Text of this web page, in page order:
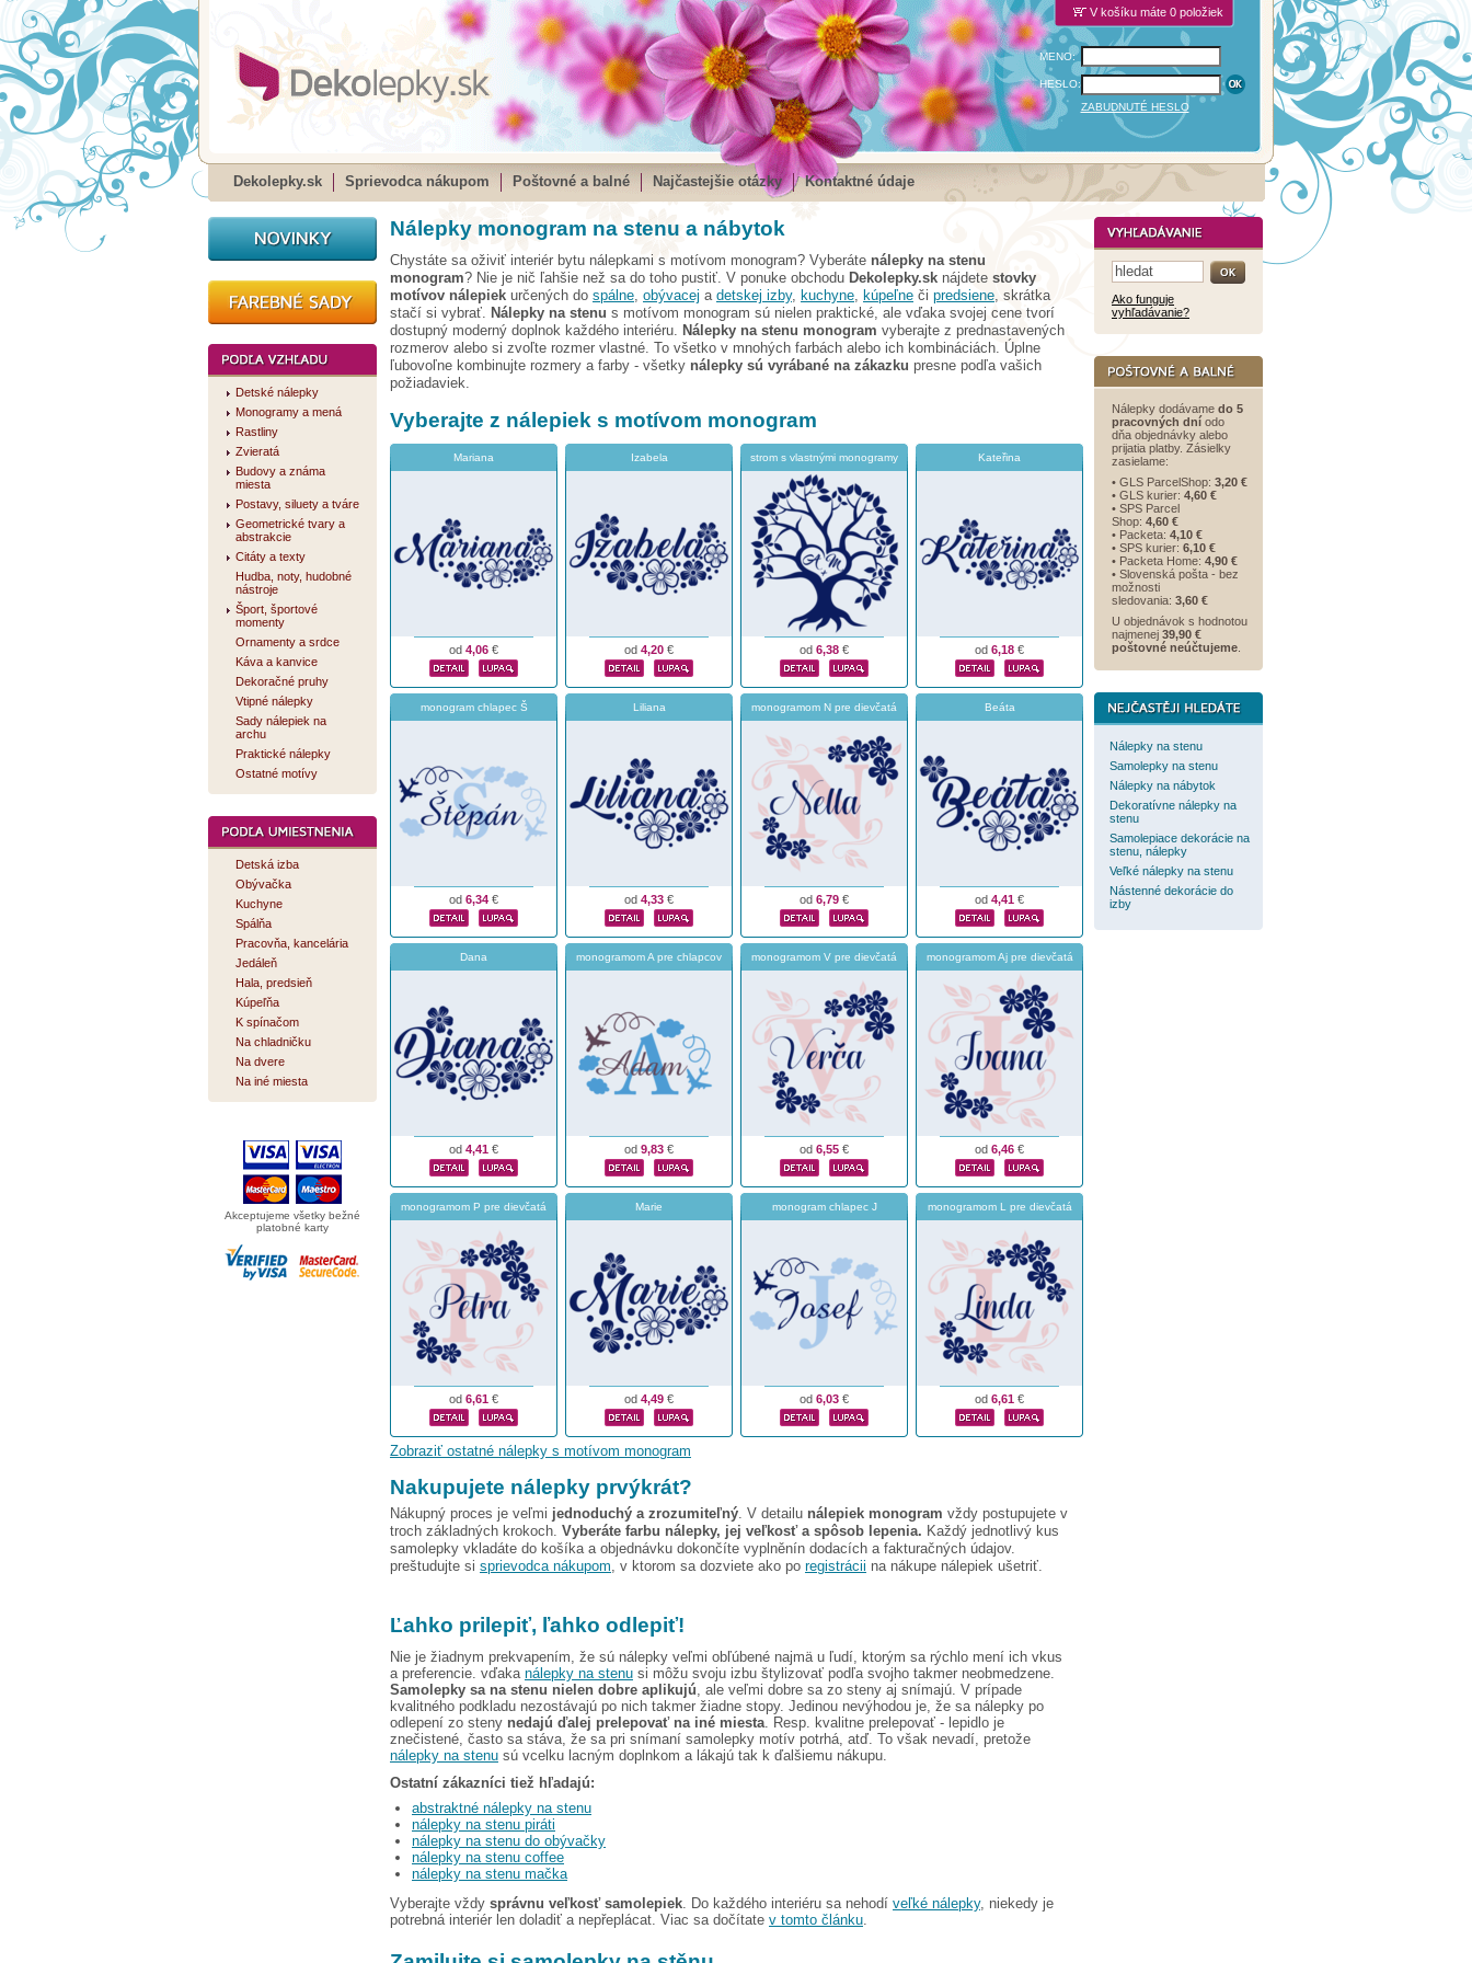
V košíku máte 0 položiek
MENO:
HESLO:
ZABUDNUTÉ HESLO
Dekolepky.sk Sprievodca nákupom Poštovné a balné Najčastejšie otázky Kontaktné údaje
Detské nálepky
Monogramy a mená
Rastliny
Zvieratá
Budovy a známa
miesta
Postavy, siluety a tváre
Geometrické tvary a
abstrakcie
Citáty a texty
Hudba, noty, hudobné
nástroje
Šport, športové
momenty
Ornamenty a srdce
Káva a kanvice
Dekoračné pruhy
Vtipné nálepky
Sady nálepiek na
archu
Praktické nálepky
Ostatné motívy
Detská izba
Obývačka
Kuchyne
Spálňa
Pracovňa, kancelária
Jedáleň
Hala, predsieň
Kúpeľňa
K spínačom
Na chladničku
Na dvere
Na iné miesta
Akceptujeme všetky bežné
platobné karty
Nálepky monogram na stenu a nábytok
Chystáte sa oživiť interiér bytu nálepkami s motívom monogram? Vyberáte nálepky na stenu
monogram? Nie je nič ľahšie než sa do toho pustiť. V ponuke obchodu Dekolepky.sk nájdete stovky
motívov nálepiek určených do spálne, obývacej a detskej izby, kuchyne, kúpeľne či predsiene, skrátka
stačí si vybrať. Nálepky na stenu s motívom monogram sú nielen praktické, ale vďaka svojej cene tvorí
dostupný moderný doplnok každého interiéru. Nálepky na stenu monogram vyberajte z prednastavených
rozmerov alebo si zvoľte rozmer vlastné. To všetko v mnohých farbách alebo ich kombináciách. Úplne
ľubovoľne kombinujte rozmery a farby - všetky nálepky sú vyrábané na zákazku presne podľa vašich
požiadaviek.
Vyberajte z nálepiek s motívom monogram
Mariana
od 4,06 €
Izabela
od 4,20 €
strom s vlastnými monogramy
od 6,38 €
Kateřina
od 6,18 €
monogram chlapec Š
od 6,34 €
Liliana
od 4,33 €
monogramom N pre dievčatá
od 6,79 €
Beáta
od 4,41 €
Dana
od 4,41 €
monogramom A pre chlapcov
od 9,83 €
monogramom V pre dievčatá
od 6,55 €
monogramom Aj pre dievčatá
od 6,46 €
monogramom P pre dievčatá
od 6,61 €
Marie
od 4,49 €
monogram chlapec J
od 6,03 €
monogramom L pre dievčatá
od 6,61 €
Zobraziť ostatné nálepky s motívom monogram
Nakupujete nálepky prvýkrát?
Nákupný proces je veľmi jednoduchý a zrozumiteľný. V detailu nálepiek monogram vždy postupujete v
troch základných krokoch. Vyberáte farbu nálepky, jej veľkosť a spôsob lepenia. Každý jednotlivý kus
samolepky vkladáte do košíka a objednávku dokončíte vyplněnín dodacích a fakturačných údajov.
preštudujte si sprievodca nákupom, v ktorom sa dozviete ako po registrácii na nákupe nálepiek ušetriť.
Ľahko prilepiť, ľahko odlepiť!
Nie je žiadnym prekvapením, že sú nálepky veľmi obľúbené najmä u ľudí, ktorým sa rýchlo mení ich vkus
a preferencie. vďaka nálepky na stenu si môžu svoju izbu štylizovať podľa svojho takmer neobmedzene.
Samolepky sa na stenu nielen dobre aplikujú, ale veľmi dobre sa zo steny aj snímajú. V prípade
kvalitného podkladu nezostávajú po nich takmer žiadne stopy. Jedinou nevýhodou je, že sa nálepky po
odlepení zo steny nedajú ďalej prelepovať na iné miesta. Resp. kvalitne prelepovať - lepidlo je
znečistené, často sa stáva, že sa pri snímaní samolepky motív potrhá, atď. To však nevadí, pretože
nálepky na stenu sú vcelku lacným doplnkom a lákajú tak k ďalšiemu nákupu.
Ostatní zákazníci tiež hľadajú:
abstraktné nálepky na stenu
nálepky na stenu piráti
nálepky na stenu do obývačky
nálepky na stenu coffee
nálepky na stenu mačka
Vyberajte vždy správnu veľkosť samolepiek. Do každého interiéru sa nehodí veľké nálepky, niekedy je
potrebná interiér len doladiť a nepřeplácat. Viac sa dočítate v tomto článku.
Ako funguje
vyhľadávanie?
Nálepky dodávame do 5
pracovných dní odo
dňa objednávky alebo
prijatia platby. Zásielky
zasielame:
• GLS ParcelShop: 3,20 €
• GLS kurier: 4,60 €
• SPS Parcel
Shop: 4,60 €
• Packeta: 4,10 €
• SPS kurier: 6,10 €
• Packeta Home: 4,90 €
• Slovenská pošta - bez
možnosti
sledovania: 3,60 €
U objednávok s hodnotou
najmenej 39,90 €
poštovné neúčtujeme
Nálepky na stenu
Samolepky na stenu
Nálepky na nábytok
Dekoratívne nálepky na
stenu
Samolepiace dekorácie na
stenu, nálepky
Veľké nálepky na stenu
Nástenné dekorácie do
izby